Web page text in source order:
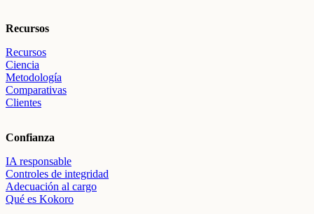
Recursos
Recursos
Ciencia
Metodología
Comparativas
Clientes
Confianza
IA responsable
Controles de integridad
Adecuación al cargo
Qué es Kokoro